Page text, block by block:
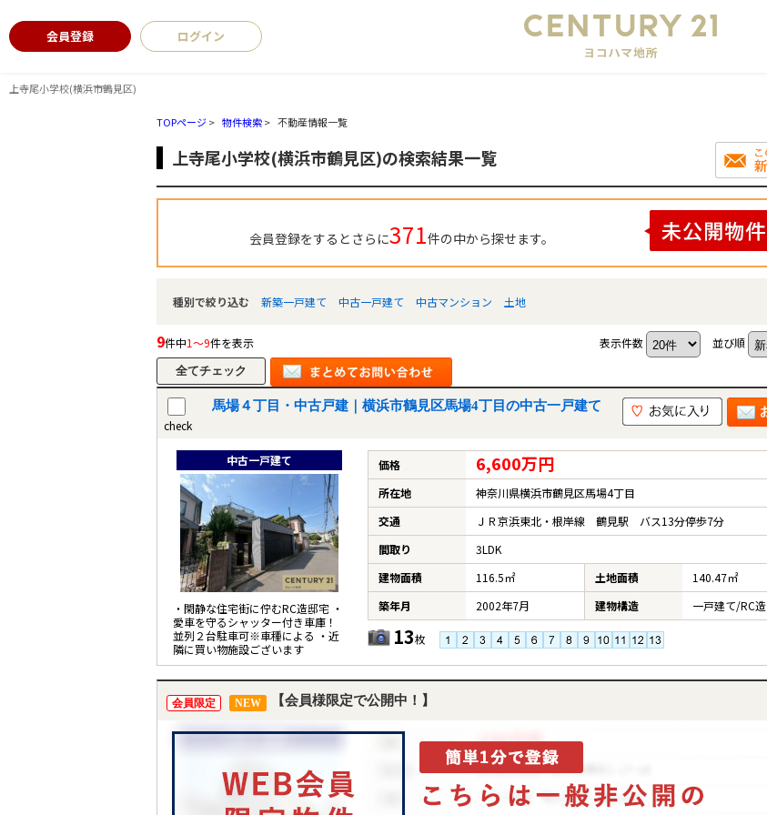
上寺尾小学校(横浜市鶴見区)
会員登録 ログイン
TOPページ> 物件検索> 不動産情報一覧
上寺尾小学校(横浜市鶴見区)の検索結果一覧
会員登録をするとさらに371件の中から探せます。
種別で絞り込む 新築一戸建て 中古一戸建て 中古マンション 土地
9件中1～9件を表示 表示件数 並び順
check
馬場４丁目・中古戸建｜横浜市鶴見区馬場4丁目の中古一戸建て
中古一戸建て
・閑静な住宅街に佇むRC造邸宅 ・
愛車を守るシャッター付き車庫！
並列２台駐車可※車種による ・近
隣に買い物施設ございます
価格 6,600万円
所在地
神奈川県横浜市鶴見区馬場4丁目
交通
ＪＲ京浜東北・根岸線 鶴見駅 バス13分停歩7分
間取り
3LDK
建物面積
116.5㎡ 土地面積
140.47㎡
築年月
2002年7月 建物構造 一戸建て/RC造
13枚
会員限定 NEW 【会員様限定で公開中！】